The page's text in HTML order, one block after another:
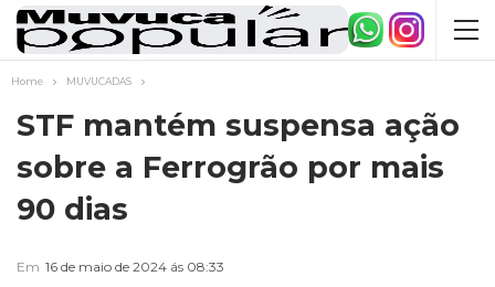
Home MUVUCADAS
STF mantém suspensa ação
sobre a Ferrogrão por mais
90 dias
Em 16 de maio de 2024 ás 08:33